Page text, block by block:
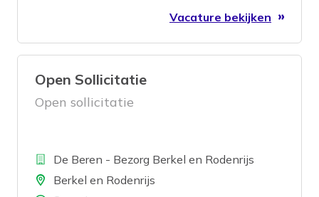
Vacature bekijken
Open Sollicitatie
Open sollicitatie
BedrijfDe Beren - Bezorg Berkel en Rodenrijs
LocatieBerkel en Rodenrijs